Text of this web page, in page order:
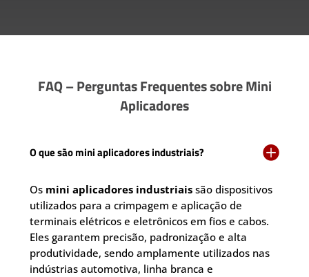
FAQ – Perguntas Frequentes sobre Mini
Aplicadores
O que são mini aplicadores industriais? 
Os mini aplicadores industriais são dispositivos
utilizados para a crimpagem e aplicação de
terminais elétricos e eletrônicos em fios e cabos.
Eles garantem precisão, padronização e alta
produtividade, sendo amplamente utilizados nas
indústrias automotiva, linha branca e